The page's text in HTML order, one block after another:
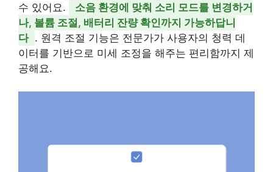
수 있어요.
소음 환경에 맞춰 소리 모드를 변경하거
나, 볼륨 조절, 배터리 잔량 확인까지 가능하답니
다 . 원격 조절 기능은 전문가가 사용자의 청력 데
이터를 기반으로 미세 조정을 해주는 편리함까지 제
공해요.